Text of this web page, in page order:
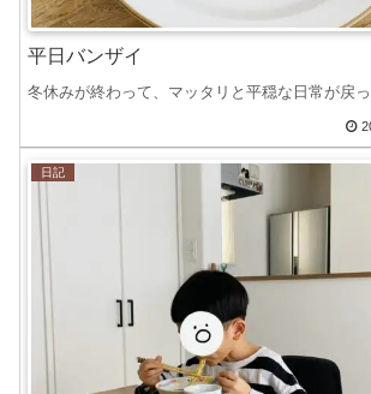
平日バンザイ
冬休みが終わって、マッタリと平穏な日常が戻
日記